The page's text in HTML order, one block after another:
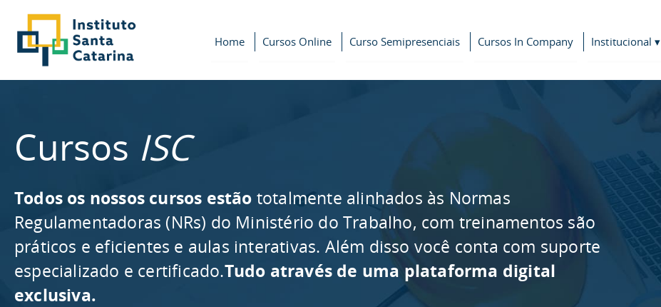
Home Cursos Online Curso Semipresenciais Cursos In Company Institucional ▾
Cursos ISC
Todos os nossos cursos estão totalmente alinhados às Normas
Regulamentadoras (NRs) do Ministério do Trabalho, com treinamentos são
práticos e eficientes e aulas interativas. Além disso você conta com suporte
especializado e certificado.Tudo através de uma plataforma digital
exclusiva.